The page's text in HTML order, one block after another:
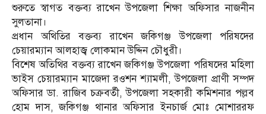
শুরুতে স্বাগত বক্তব্য রাখেন উপজেলা শিক্ষা অফিসার নাজনীন
সুলতানা।
প্রধান অথিতির বক্তব্য রাখেন জকিগঞ্জ উপজেলা পরিষদের
চেয়ারম্যান আলহাজ্ব লোকমান উদ্দিন চৌধুরী।
বিশেষ অতিথির বক্তব্য রাখেন জকিগঞ্জ উপজেলা পরিষদের মহিলা
ভাইস চেয়ারম্যান মাজেদা রওশন শ্যামলী, উপজেলা প্রাণী সম্পদ
অফিসার ডা. রাজিব চক্রবর্তী, উপজেলা সহকারী কমিশনার পল্লব
হোম দাস, জকিগঞ্জ থানার অফিসার ইনচার্জ মোঃ মোশাররফ